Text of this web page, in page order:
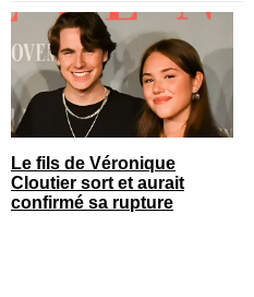
Le fils de Véronique
Cloutier sort et aurait
confirmé sa rupture